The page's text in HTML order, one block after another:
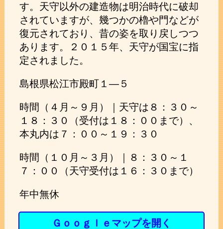
す。天守以外の建造物は明治時代に破却
されていますが、幾つかの櫓や門などが
復元されており、昔の姿を取り戻しつつ
あります。２０１５年、天守が国宝に指
定されました。
島根県松江市殿町１―５
時間（４月～９月）｜天守は８：３０～
１８：３０（受付は１８：００まで）、
本丸内は７：００～１９：３０
時間（１０月～３月）｜８：３０～１
７：００（天守受付は１６：３０まで）
年中無休
Ｇｏｏｇｌｅマップを開く